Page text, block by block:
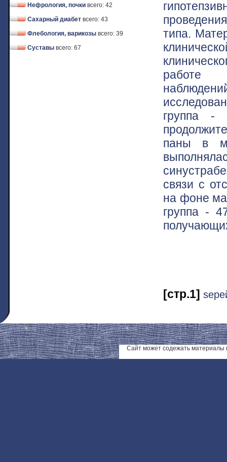
Нефрология, почки всего: 42
Сахарный диабет всего: 43
Флебология, варикозы всего: 39
Суставы всего: 67
типа.
работе
группа -
паны в
связи с
на фоне
группа -
[стр.1]
Сайт может содежать материалы